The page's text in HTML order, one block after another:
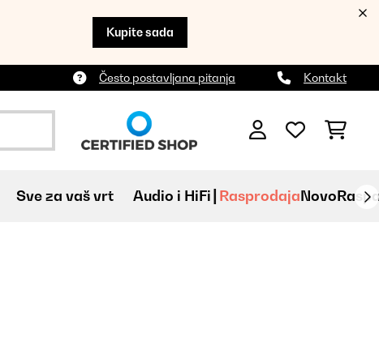
Kupite sada
Često postavljana pitanja Kontakt
Sve za vaš vrt Audio i HiFi RasprodajaNovo